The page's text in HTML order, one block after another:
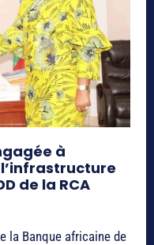
à
de la RCA
la Banque africaine de